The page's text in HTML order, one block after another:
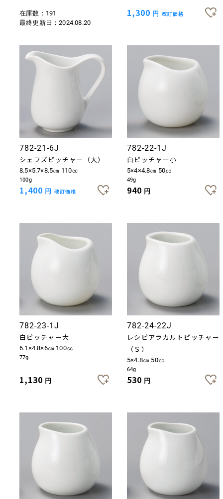
在庫数：191
最終更新日：2024.08.20
1,300 円 改訂価格
782-21-6J
シェフズピッチャー（大）
8.5×5.7×8.5㎝ 110㏄
100g
1,400 円 改訂価格
782-22-1J
白ピッチャー小
5×4×4.8㎝ 50㏄
49g
940 円
782-23-1J
白ピッチャー大
6.1×4.8×6㎝ 100㏄
77g
1,130 円
782-24-22J
レシピアラカルトピッチャー
（Ｓ）
5×4.8㎝ 50㏄
64g
530 円